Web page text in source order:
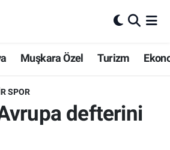
Muşkara Özel Turizm
SPOR
defterini
Durumu
Yoğunluk Haritası
Durumu ve Fikstür